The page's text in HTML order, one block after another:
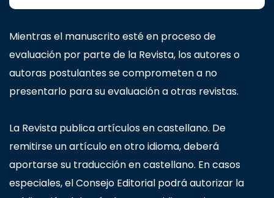
Mientras el manuscrito esté en proceso de
evaluación por parte de la Revista, los autores o
autoras postulantes se comprometen a no
presentarlo para su evaluación a otras revistas.
La Revista publica artículos en castellano. De
remitirse un artículo en otro idioma, deberá
aportarse su traducción en castellano. En casos
especiales, el Consejo Editorial podrá autorizar la